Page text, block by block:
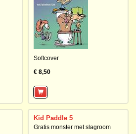
Softcover
€ 8,50
Kid Paddle 5
Gratis monster met slagroom